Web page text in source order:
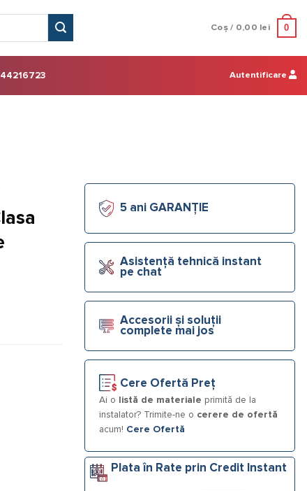
Coș / 0,00 lei 0
Autentificare
5 ani GARANȚIE
Asistență tehnică instant
pe chat
Accesorii și soluții
complete mai jos
Cere Ofertă Preț
Ai o listă de materiale primită de la
instalator? Trimite-ne o cerere de ofertă
acum! Cere Ofertă
Plata în Rate prin Credit Instant